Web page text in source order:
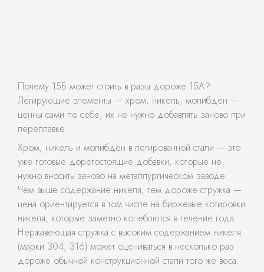
Почему 15Б может стоить в разы дороже 15А?
Легирующие элементы — хром, никель, молибден —
ценны сами по себе, их не нужно добавлять заново при
переплавке.
Хром, никель и молибден в легированной стали — это
уже готовые дорогостоящие добавки, которые не
нужно вносить заново на металлургическом заводе.
Чем выше содержание никеля, тем дороже стружка —
цена ориентируется в том числе на биржевые котировки
никеля, которые заметно колеблются в течение года.
Нержавеющая стружка с высоким содержанием никеля
(марки 304, 316) может оцениваться в несколько раз
дороже обычной конструкционной стали того же веса.